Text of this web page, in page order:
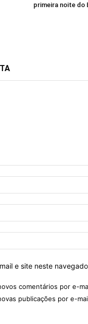
primeira noite do
e site neste
comentários por e-
publicações por e-